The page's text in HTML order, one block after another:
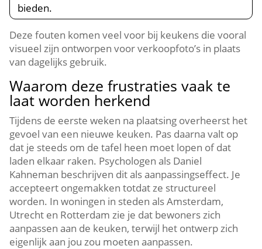
bieden.​
Deze fouten komen veel voor bij keukens die vooral
visueel zijn ontworpen voor verkoopfoto’s in plaats
van dagelijks gebruik.​
Waarom deze frustraties vaak te
laat worden herkend
Tijdens de eerste weken na plaatsing overheerst het
gevoel van een nieuwe keuken.​ Pas daarna valt op
dat je steeds om de tafel heen moet lopen of dat
laden elkaar raken.​ Psychologen als Daniel
Kahneman beschrijven dit als aanpassingseffect.​ Je
accepteert ongemakken totdat ze structureel
worden.​ In woningen in steden als Amsterdam,
Utrecht en Rotterdam zie je dat bewoners zich
aanpassen aan de keuken, terwijl het ontwerp zich
eigenlijk aan jou zou moeten aanpassen.​